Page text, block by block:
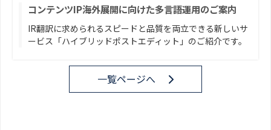
コンテンツIP海外展開に向けた多言語運用のご案内
IR翻訳に求められるスピードと品質を両立できる新しいサ
ービス「ハイブリッドポストエディット」のご紹介です。
一覧ページへ